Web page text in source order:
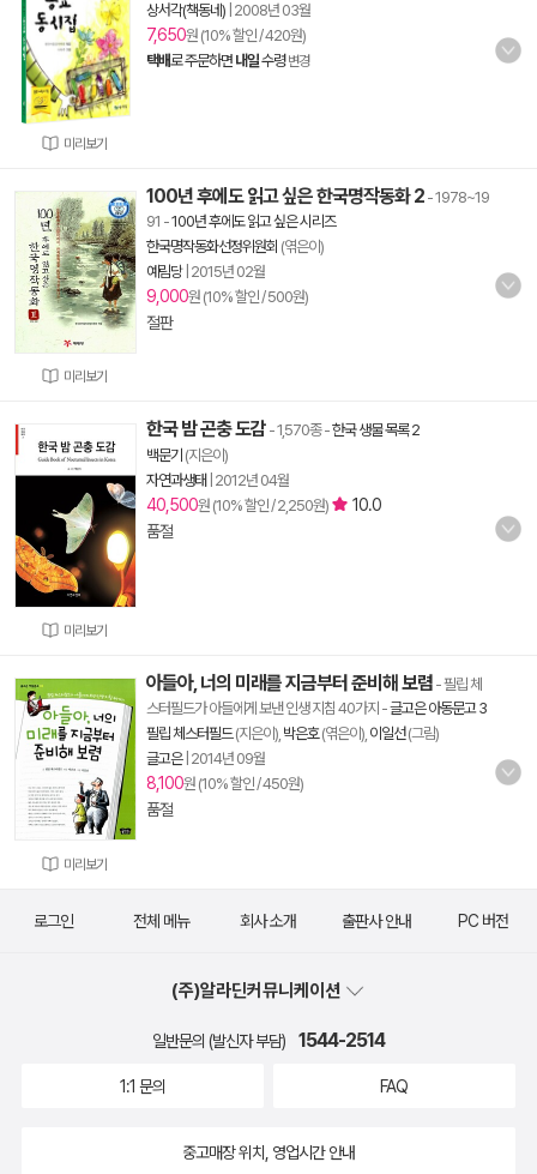
미리보기
상서각(책동네) 2008년 03월
7,650원 (10% 할인 / 420원)
택배로 주문하면 내일수령 변경
미리보기
100년 후에도 읽고 싶은 한국명작동화 2 - 1978~19
91 -100년 후에도 읽고 싶은 시리즈
한국명작동화선정위원회 (엮은이)
예림당| 2015년 02월
9,000원 (10% 할인 / 500원)
절판
미리보기
한국 밤 곤충 도감 - 1,570종-한국 생물 목록 2
백문기 (지은이)
자연과생태 2012년 04월
40,500원 (10% 할인 / 2,250원)
10.0
품절
미리보기
아들아, 너의 미래를 지금부터 준비해 보렴 - 필립 체
스터필드가 아들에게 보낸 인생 지침 40가지 -글고은 아동문고 3
필립 체스터필드(지은이), 박은호(엮은이), 이일선(그림)
글고은| 2014년 09월
8,100원 (10% 할인 / 450원)
품절
로그인 전체 메뉴 회사 소개 출판사 안내 PC 버전
(주)알라딘커뮤니케이션
일반문의 (발신자 부담) 1544-2514
1:1 문의 FAQ
중고매장 위치, 영업시간 안내